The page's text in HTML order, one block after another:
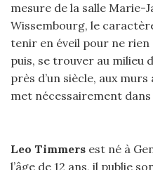
mesure de la salle Marie-
Wissembourg, le
tenir en éveil pour ne
puis, se trouver au milieu
près d’un siècle, aux
met nécessairement
Leo Timmers est né à
l’âge de 12 ans, il publie